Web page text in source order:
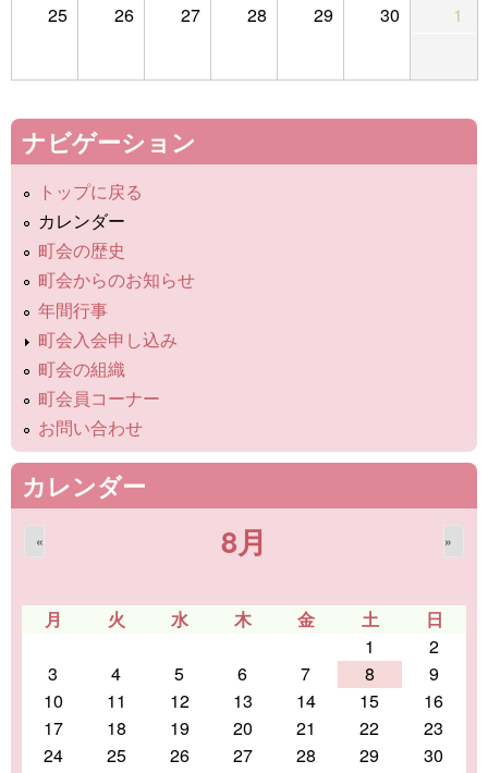
25 26 27 28 29 30 1
ナビゲーション
トップに戻る
カレンダー
町会の歴史
町会からのお知らせ
年間行事
町会入会申し込み
町会の組織
町会員コーナー
お問い合わせ
カレンダー
8月
« »
月 火 水 木 金 土
日
1
2
3
4 5 6 7 8
9
10
11 12 13 14 15
16
17
18 19 20 21 22
23
24
25 26 27 28 29
30